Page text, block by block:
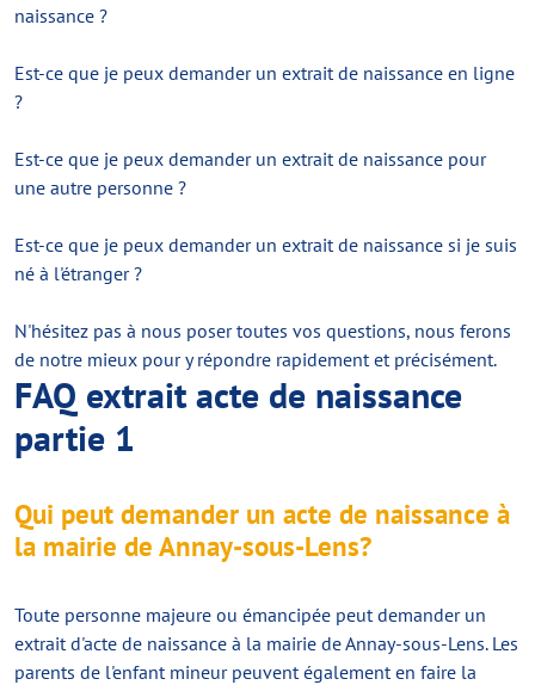
naissance ?
Est-ce que je peux demander un extrait de naissance en ligne
?
Est-ce que je peux demander un extrait de naissance pour
une autre personne ?
Est-ce que je peux demander un extrait de naissance si je suis
né à l'étranger ?
N'hésitez pas à nous poser toutes vos questions, nous ferons
de notre mieux pour y répondre rapidement et précisément.
FAQ extrait acte de naissance
partie 1
Qui peut demander un acte de naissance à
la mairie de Annay-sous-Lens?
Toute personne majeure ou émancipée peut demander un
extrait d'acte de naissance à la mairie de Annay-sous-Lens. Les
parents de l'enfant mineur peuvent également en faire la